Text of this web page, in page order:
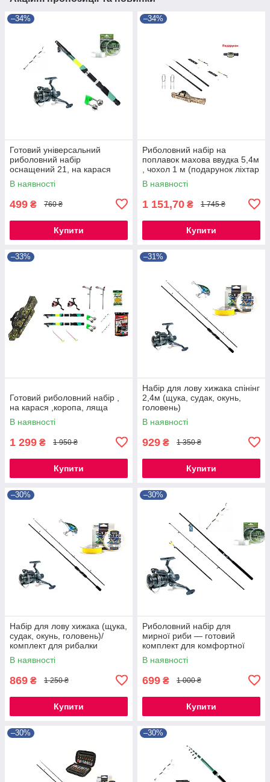
–34%
Готовий універсальний
риболовний набір
оснащений 21, на карася
,коропа, ляща, плотва
В наявності
499 ₴ 760 ₴
Купити
–34%
Риболовний набір на
поплавок махова ввудка 5,4м
, чохол 1 м (подарунок ліхтар
)В наявності
1 151,70 ₴ 1 745 ₴
Купити
–33%
Готовий риболовний набір ,
на карася ,коропа, ляща
В наявності
1 299 ₴ 1 950 ₴
Купити
–31%
Набір для лову хижака спінінг
2,4м (щука, судак, окунь,
головень)
В наявності
929 ₴ 1 350 ₴
Купити
–30%
Набір для лову хижака (щука,
судак, окунь, головень)/
комплект для рибалки
В наявності
869 ₴ 1 250 ₴
Купити
–30%
Риболовний набір для
мирної риби — готовий
комплект для комфортної
риболовлі
В наявності
699 ₴ 1 000 ₴
Купити
–30% –30%